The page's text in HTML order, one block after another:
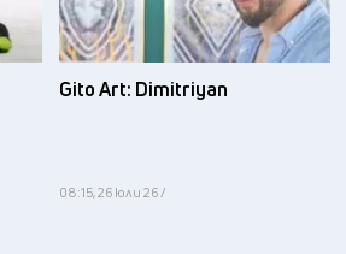
Gito Art: Dimitriyan
08:15, 26 юли 26 /